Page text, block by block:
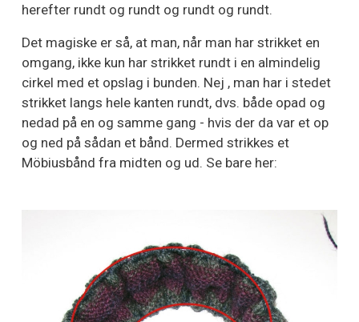
herefter rundt og rundt og rundt og rundt.
Det magiske er så, at man, når man har strikket en
omgang, ikke kun har strikket rundt i en almindelig
cirkel med et opslag i bunden. Nej , man har i stedet
strikket langs hele kanten rundt, dvs. både opad og
nedad på en og samme gang - hvis der da var et op
og ned på sådan et bånd. Dermed strikkes et
Möbiusbånd fra midten og ud. Se bare her: